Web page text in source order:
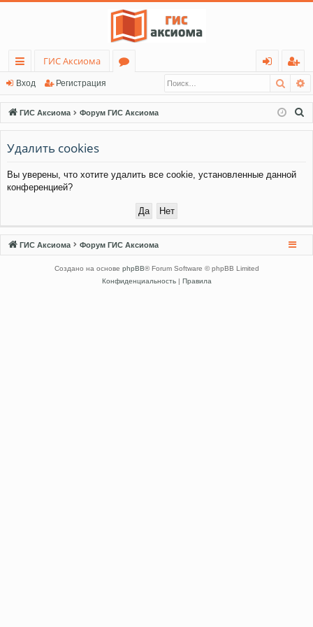
с
ы
лк
и
ГИС Аксиома
ру
м
д
ег
ис
тр
ия
Вход Регистрация
ГИС Аксиома Форум ГИС Аксиома
Удалить cookies
Вы уверены, что хотите удалить все cookie, установленные данной
конференцией?
ГИС Аксиома Форум ГИС Аксиома
Создано на основе phpBB® Forum Software © phpBB Limited
Конфиденциальность| Правила